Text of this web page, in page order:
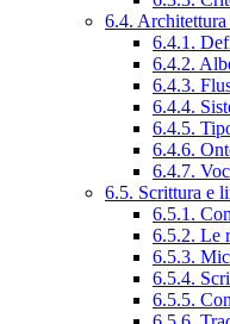
6.4.
6.4.1.
6.4.2.
6.4.3.
6.4.4.
6.4.5.
6.4.6.
6.4.7.
6.5. Scrittura e
6.5.1.
6.5.2. Le
6.5.3.
6.5.4.
6.5.5.